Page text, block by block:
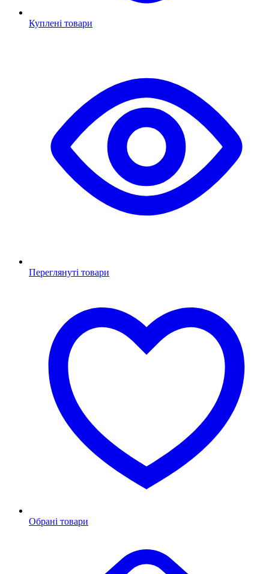
Куплені товари
Переглянуті товари
Обрані товари